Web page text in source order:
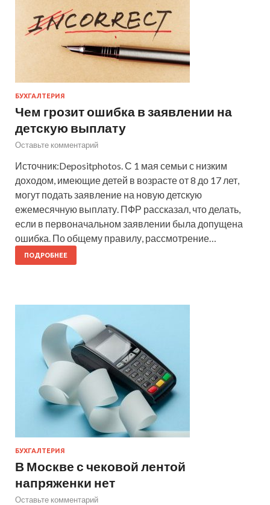
БУХГАЛТЕРИЯ
Чем грозит ошибка в заявлении на
детскую выплату
Оставьте комментарий
Источник:Depositphotos. С 1 мая семьи с низким
доходом, имеющие детей в возрасте от 8 до 17 лет,
могут подать заявление на новую детскую
ежемесячную выплату. ПФР рассказал, что делать,
если в первоначальном заявлении была допущена
ошибка. По общему правилу, рассмотрение…
ПОДРОБНЕЕ
БУХГАЛТЕРИЯ
В Москве с чековой лентой
напряженки нет
Оставьте комментарий